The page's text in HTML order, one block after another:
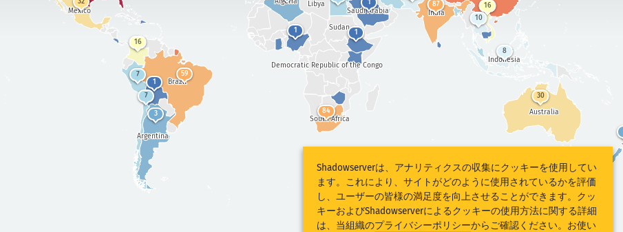
Indonesia
Argentina
India
Democratic Republic of the Congo
South Africa
Brazil
Libya
Sudan
Saudi Arabia
Mexico
Australia
3
30
1
59
7
16
1
8
87
1
7
1
10
16
84
Shadowserverは、アナリティクスの収集にクッキーを使用してい
ます。これにより、サイトがどのように使用されているかを評価
し、ユーザーの皆様の満足度を向上させることができます。クッ
キーおよびShadowserverによるクッキーの使用方法に関する詳細
は、当組織のプライバシーポリシーからご確認ください。お使い